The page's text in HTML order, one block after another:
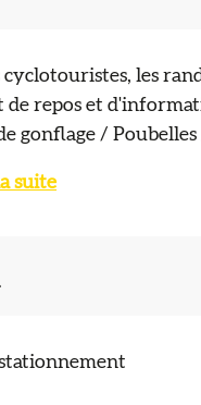
cyclotouristes, les
de repos et
gonflage /
suite